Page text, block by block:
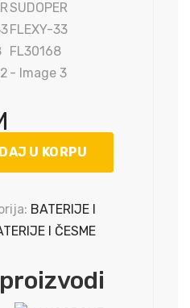
U KORPU
BATERIJE I
I ČESME